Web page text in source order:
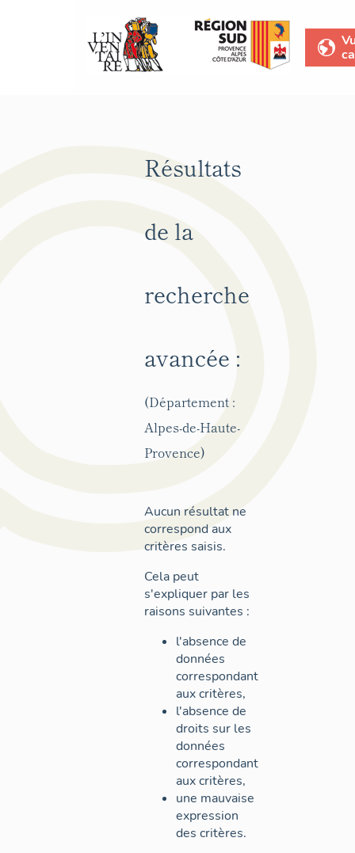
Résultats
de la
recherche
avancée :
(Département :
Alpes-de-Haute-
Provence)
Aucun résultat ne
correspond aux
critères saisis.
Cela peut
s'expliquer par les
raisons suivantes :
l'absence de
données
correspondant
aux critères,
l'absence de
droits sur les
données
correspondant
aux critères,
une mauvaise
expression
des critères.